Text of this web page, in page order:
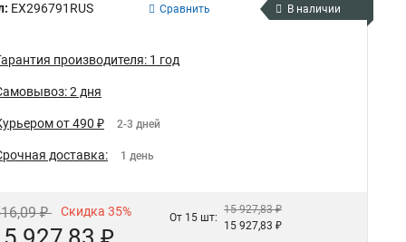
EX296791RUS Сравнить В наличии
производителя: 1 год
2 дня
от 490 ₽ 2-3 дней
доставка: 1 день
₽ Скидка 35% От 15 шт:
15 927,83 ₽
15 927,83 ₽